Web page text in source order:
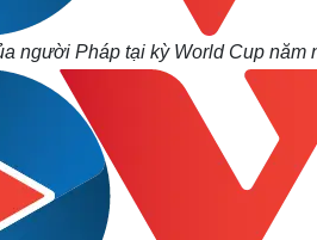
người Pháp tại kỳ World Cup năm